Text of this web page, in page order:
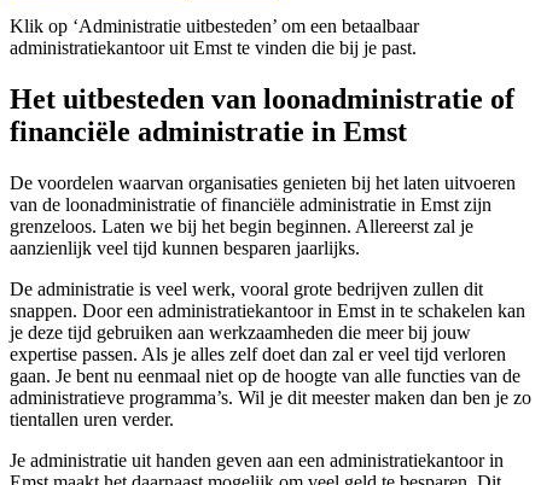
Klik op ‘Administratie uitbesteden’ om een betaalbaar
administratiekantoor uit Emst te vinden die bij je past.
Het uitbesteden van loonadministratie of
financiële administratie in Emst
De voordelen waarvan organisaties genieten bij het laten uitvoeren
van de loonadministratie of financiële administratie in Emst zijn
grenzeloos. Laten we bij het begin beginnen. Allereerst zal je
aanzienlijk veel tijd kunnen besparen jaarlijks.
De administratie is veel werk, vooral grote bedrijven zullen dit
snappen. Door een administratiekantoor in Emst in te schakelen kan
je deze tijd gebruiken aan werkzaamheden die meer bij jouw
expertise passen. Als je alles zelf doet dan zal er veel tijd verloren
gaan. Je bent nu eenmaal niet op de hoogte van alle functies van de
administratieve programma’s. Wil je dit meester maken dan ben je zo
tientallen uren verder.
Je administratie uit handen geven aan een administratiekantoor in